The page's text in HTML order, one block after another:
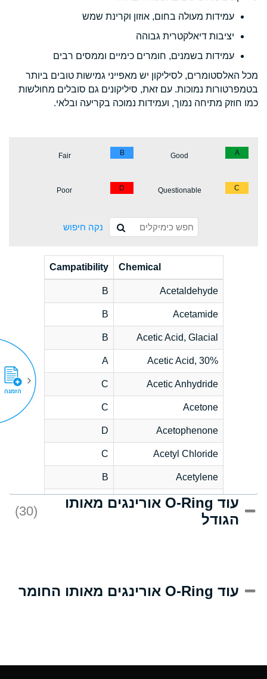
עמידות מעולה בחום, אוזון וקרינת שמש
יציבות דיאלקטרית גבוהה
עמידות בשמנים, חומרים כימיים וממסים רבים
מכל האלסטומרים, לסיליקון יש מאפייני גמישות טובים ביותר
בטמפרטורות נמוכות. עם זאת, סיליקונים גם סובלים מחולשות
כמו חוזק מתיחה נמוך, ועמידות נמוכה בקריעה ובלאי.
A
Good
B
Fair
C
Questionable
D
Poor
נקה חיפוש
Chemical
Campatibility
Acetaldehyde
B
Acetamide
B
Acetic Acid, Glacial
B
Acetic Acid, 30%
A
Acetic Anhydride
C
Acetone
C
Acetophenone
D
Acetyl Chloride
C
Acetylene
B
Acrlylonitrile
D
Adipic Acid
(Aqueous)
עוד O-Ring אורינגים מאותו
הגודל
(30)
עוד O-Ring אורינגים מאותו החומר
הזמנה